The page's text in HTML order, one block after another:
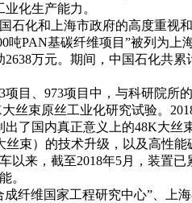
化生产能力。
和上海市政府的高度重视和
吨PAN基碳纤维项目”被列为
万元。期间，中国石化共
、973项目中，与科研院所
束原丝工业化研究试验。
了国内真正意义上的48K大
束）的技术升级，以及高性能
，截至2018年5月，装置已
。
维国家工程研究中心”、上海